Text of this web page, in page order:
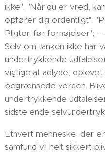
ikke". "Når du er vred,
opfører dig ordentligt".
Pligten før fornøjelser";
Selv om tanken ikke har
undertrykkende
vigtige at adlyde, oplevet
begrænsede verden.
undertrykkende
sidste ende
Ethvert menneske, der
samfund vil helt sikkert